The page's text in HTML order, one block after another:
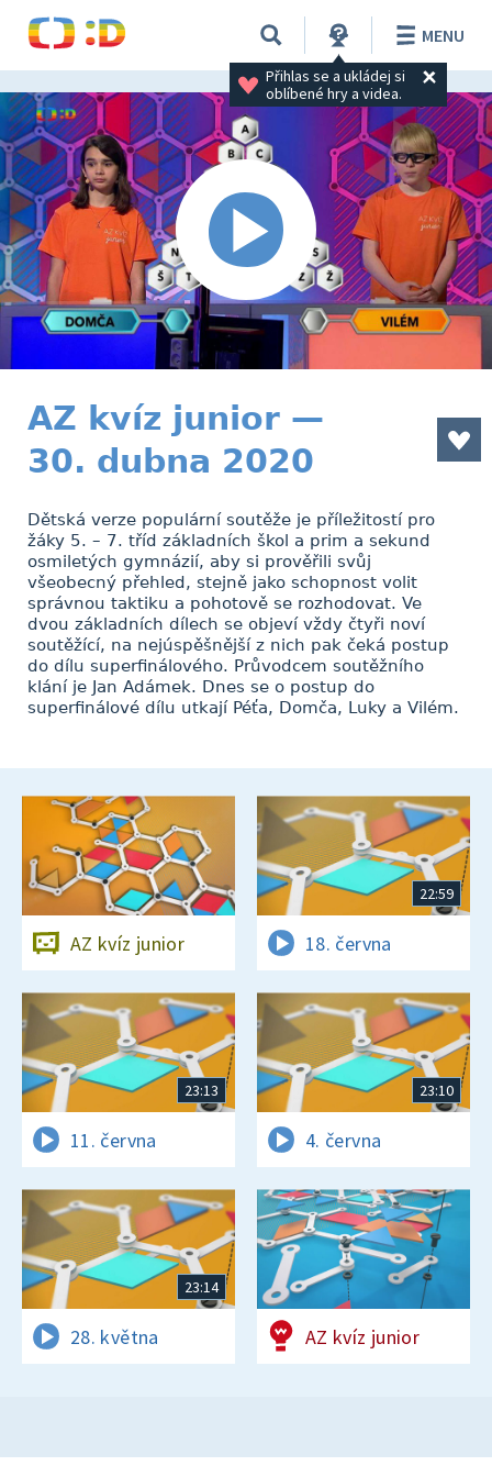
Přihlas se a ukládej si
oblíbené hry a videa.
MENU
AZ kvíz junior —
30. dubna 2020
Dětská verze populární soutěže je příležitostí pro
žáky 5. – 7. tříd základních škol a prim a sekund
osmiletých gymnázií, aby si prověřili svůj
všeobecný přehled, stejně jako schopnost volit
správnou taktiku a pohotově se rozhodovat. Ve
dvou základních dílech se objeví vždy čtyři noví
soutěžící, na nejúspěšnější z nich pak čeká postup
do dílu superfinálového. Průvodcem soutěžního
klání je Jan Adámek. Dnes se o postup do
superfinálové dílu utkají Péťa, Domča, Luky a Vilém.
AZ kvíz junior
22:59
18. června
23:13
11. června
23:10
4. června
23:14
28. května AZ kvíz junior